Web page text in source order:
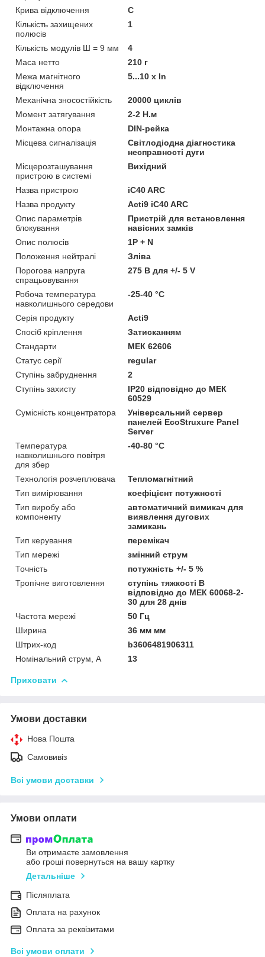
Крива відключення
C
Кількість захищених
полюсів
1
Кількість модулів Ш = 9 мм
4
Маса нетто
210 г
Межа магнітного
відключення
5...10 x In
Механічна зносостійкість
20000 циклів
Момент затягування
2-2 Н.м
Монтажна опора
DIN-рейка
Місцева сигналізація
Світлодіодна діагностика
несправності дуги
Місцерозташування
пристрою в системі
Вихідний
Назва пристрою
iC40 ARC
Назва продукту
Acti9 iC40 ARC
Опис параметрів
блокування
Пристрій для встановлення
навісних замків
Опис полюсів
1P + N
Положення нейтралі
Зліва
Порогова напруга
спрацьовування
275 В для +/- 5 V
Робоча температура
навколишнього середови
-25-40 °C
Серія продукту
Acti9
Спосіб кріплення
Затисканням
Стандарти
МЕК 62606
Статус серії
regular
Ступінь забруднення
2
Ступінь захисту
IP20 відповідно до МЕК
60529
Сумісність концентратора
Універсальний сервер
панелей EcoStruxure Panel
Server
Температура
навколишнього повітря
для збер
-40-80 °C
Технологія розчеплювача
Тепломагнітний
Тип вимірювання
коефіцієнт потужності
Тип виробу або
компоненту
автоматичний вимикач для
виявлення дугових
замикань
Тип керування
перемікач
Тип мережі
змінний струм
Точність
потужність +/- 5 %
Тропічне виготовлення
ступінь тяжкості B
відповідно до МЕК 60068-2-
30 для 28 днів
Частота мережі
50 Гц
Ширина
36 мм мм
Штрих-код
b3606481906311
Номінальний струм, А
13
Приховати
Умови доставки
Нова Пошта
Самовивіз
Всі умови доставки
Умови оплати
Ви отримаєте замовлення
або гроші повернуться на вашу картку
Детальніше
Післяплата
Оплата на рахунок
Оплата за реквізитами
Всі умови оплати